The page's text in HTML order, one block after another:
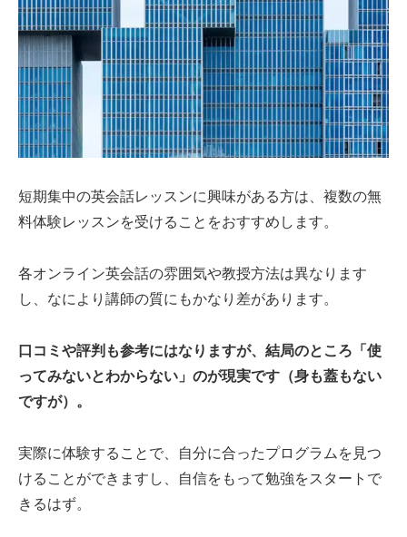
短期集中の英会話レッスンに興味がある方は、複数の無
料体験レッスンを受けることをおすすめします。
各オンライン英会話の雰囲気や教授方法は異なります
し、なにより講師の質にもかなり差があります。
口コミや評判も参考にはなりますが、結局のところ「使
ってみないとわからない」のが現実です（身も蓋もない
ですが）。
実際に体験することで、自分に合ったプログラムを見つ
けることができますし、自信をもって勉強をスタートで
きるはず。